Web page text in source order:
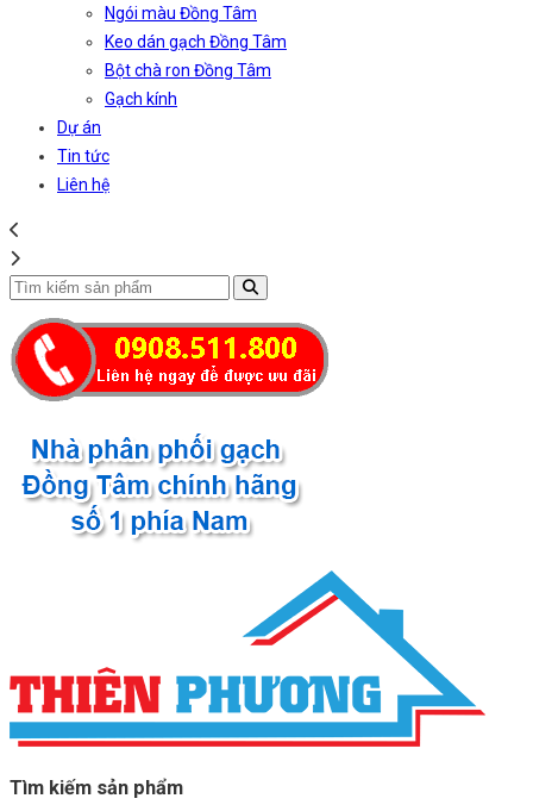
Ngói màu Đồng Tâm
Keo dán gạch Đồng Tâm
Bột chà ron Đồng Tâm
Gạch kính
Dự án
Tin tức
Liên hệ
Tìm kiếm sản phẩm